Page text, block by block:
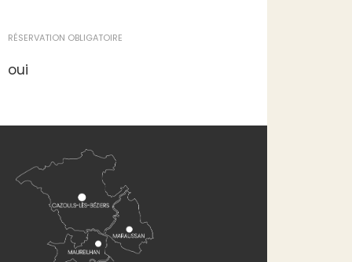
RÉSERVATION OBLIGATOIRE
oui